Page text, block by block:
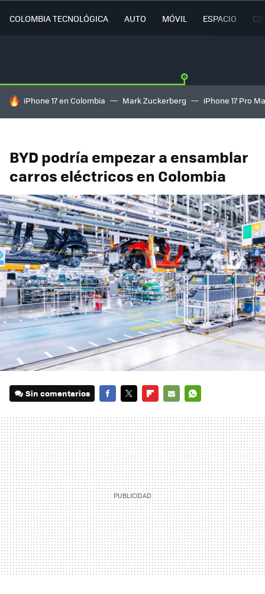
COLOMBIA TECNOLÓGICA AUTO MÓVIL ESPACIO
HOY SE HABLA DE
iPhone 17 en Colombia Mark Zuckerberg iPhone 17 Pro
BYD podría empezar a ensamblar
carros eléctricos en Colombia
Sin comentarios
MAIL